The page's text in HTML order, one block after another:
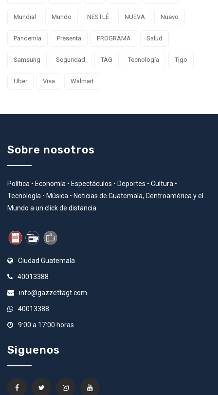
Mundial Mundo NESTLÉ NUEVA Nuevo
Pandemia Presenta PROGRAMA Salud
Samsung Seguridad TAG Tecnología Tigo
Uber Visa Walmart
Sobre nosotros
Política • Economía • Espectáculos • Deportes • Cultura •
Tecnología • Música • Noticias de Guatemala, Centroamérica y el
Mundo a un click de distancia
Ciudad Guatemala
40013388
info@gazzettagt.com
40013388
9:00 a 17:00 horas
Siguenos